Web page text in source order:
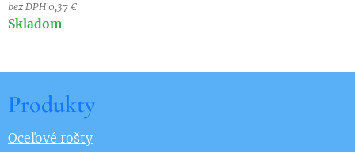
bez DPH 0,37 €
Skladom
Produkty
Oceľové rošty